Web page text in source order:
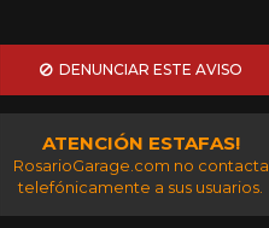
DENUNCIAR ESTE AVISO
ATENCIÓN ESTAFAS!
RosarioGarage.com no contacta
telefónicamente a sus usuarios.